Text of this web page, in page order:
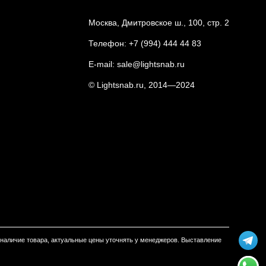
Москва, Дмитровское ш., 100, стр. 2
Телефон: +7 (994) 444 44 83
E-mail: sale@lightsnab.ru
© Lightsnab.ru, 2014—2024
товара, актуальные цены уточнять у менеджеров. Выставление